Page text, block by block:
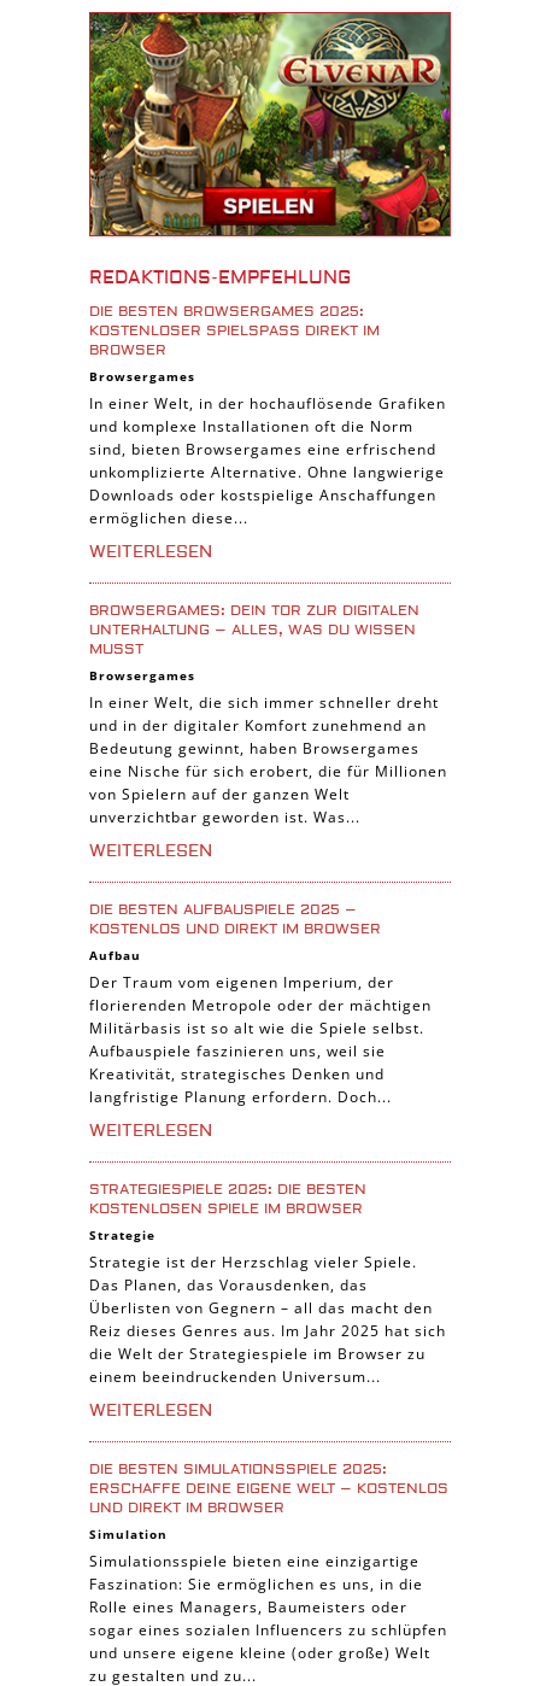
Download Spiele
3D Spiele
Tablet Spiele
Android Spiele
iPhone Spiele
iOS Spiele
Burgenbau Spiele
Cross-Platform Spiele
iPad Spiele
Denk Spiele
Piraten Spiele
Sport Spiele
Pferde Spiele
Simulation Spiele
Tier Spiele
Casual Spiele
Abenteuer Spiele
Online Spiele
Trading Card Spiele
Manager Spiele
REDAKTIONS-EMPFEHLUNG
DIE BESTEN BROWSERGAMES 2025:
KOSTENLOSER SPIELSPASS DIREKT IM B
ROWSER
Browsergames
In einer Welt, in der hochauflösende Grafiken
und komplexe Installationen oft die Norm
sind, bieten Browsergames eine erfrischend
unkomplizierte Alternative. Ohne langwierige
Downloads oder kostspielige Anschaffungen
ermöglichen diese...
WEITERLESEN
BROWSERGAMES: DEIN TOR ZUR DIGITALEN
UNTERHALTUNG – ALLES, WAS DU WISSEN
MUSST
Browsergames
In einer Welt, die sich immer schneller dreht
und in der digitaler Komfort zunehmend an
Bedeutung gewinnt, haben Browsergames
eine Nische für sich erobert, die für Millionen
von Spielern auf der ganzen Welt
unverzichtbar geworden ist. Was...
WEITERLESEN
DIE BESTEN AUFBAUSPIELE 2025 –
KOSTENLOS UND DIREKT IM BROWSER
Aufbau
Der Traum vom eigenen Imperium, der
florierenden Metropole oder der mächtigen
Militärbasis ist so alt wie die Spiele selbst.
Aufbauspiele faszinieren uns, weil sie
Kreativität, strategisches Denken und
langfristige Planung erfordern. Doch...
WEITERLESEN
STRATEGIESPIELE 2025: DIE BESTEN
KOSTENLOSEN SPIELE IM BROWSER
Strategie
Strategie ist der Herzschlag vieler Spiele.
Das Planen, das Vorausdenken, das
Überlisten von Gegnern – all das macht den
Reiz dieses Genres aus. Im Jahr 2025 hat sich
die Welt der Strategiespiele im Browser zu
einem beeindruckenden Universum...
WEITERLESEN
DIE BESTEN SIMULATIONSSPIELE 2025:
ERSCHAFFE DEINE EIGENE WELT – KOSTENLOS
UND DIREKT IM BROWSER
Simulation
Simulationsspiele bieten eine einzigartige
Faszination: Sie ermöglichen es uns, in die
Rolle eines Managers, Baumeisters oder
sogar eines sozialen Influencers zu schlüpfen
und unsere eigene kleine (oder große) Welt
zu gestalten und zu...